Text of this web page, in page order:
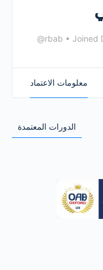
@rbab • Joined
معلومات الاعتماد
الدورات المعتمدة